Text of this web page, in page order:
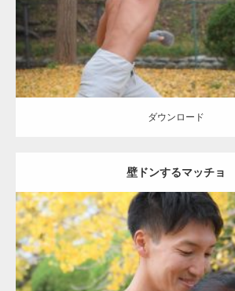
ダウンロード
ダウンロード
壁ドンするマッチョ
Update: 2021.07.8
Category:公園のマッチョ その他 AKIHITO(細